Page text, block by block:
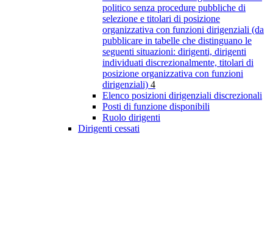
politico senza procedure pubbliche di
selezione e titolari di posizione
organizzativa con funzioni dirigenziali (da
pubblicare in tabelle che distinguano le
seguenti situazioni: dirigenti, dirigenti
individuati discrezionalmente, titolari di
posizione organizzativa con funzioni
dirigenziali) 4
Elenco posizioni dirigenziali discrezionali
Posti di funzione disponibili
Ruolo dirigenti
Dirigenti cessati